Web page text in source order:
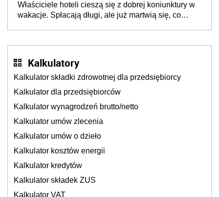
cichu
Właściciele hoteli cieszą się z dobrej koniunktury w
wakacje. Spłacają długi, ale już martwią się, co
Kalkulatory
Kalkulator składki zdrowotnej dla przedsiębiorcy
Kalkulator dla przedsiębiorców
Kalkulator wynagrodzeń brutto/netto
Kalkulator umów zlecenia
Kalkulator umów o dzieło
Kalkulator kosztów energii
Kalkulator kredytów
Kalkulator składek ZUS
Kalkulator VAT